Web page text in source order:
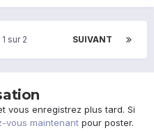
SUIVANT
sur 2
vous enregistrez plus tard. Si
vous maintenant pour poster.